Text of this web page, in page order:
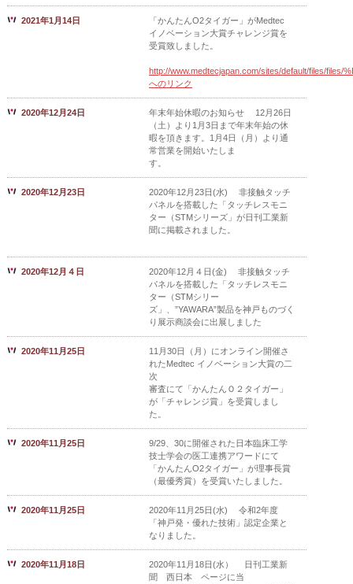
2021年1月14日
「かんたんO2タイガー」がMedtec
イノベーション大賞チャレンジ賞を
受賞致しました。
http://www.medtecjapan.com/sites/default/files/files/
へのリンク
2020年12月24日
年末年始休暇のお知らせ 12月26日
（土）より1月3日まで年末年始の休
暇を頂きます。1月4日（月）より通
常営業を開始いたしま
す。
2020年12月23日
2020年12月23日(水) 非接触タッチ
パネルを搭載した「タッチレスモニ
ター（STMシリーズ」が日刊工業新
聞に掲載されました。
2020年12月４日
2020年12月４日(金) 非接触タッチ
パネルを搭載した「タッチレスモニ
ター（STMシリー
ズ」、”YAWARA”製品を神戸ものづく
り展示商談会に出展しました
2020年11月25日
11月30日（月）にオンライン開催さ
れたMedtec イノベーション大賞の二
次
審査にて「かんたんＯ２タイガー」
が「チャレンジ賞」を受賞しまし
た。
2020年11月25日
9/29、30に開催された日本臨床工学
技士学会の医工連携アワードにて
「かんたんO2タイガー」が理事長賞
（最優秀賞）を受賞いたしました。
2020年11月25日
2020年11月25日(水) 令和2年度
「神戸発・優れた技術」認定企業と
なりました。
2020年11月18日
2020年11月18日(水） 日刊工業新
聞 西日本 ページに当